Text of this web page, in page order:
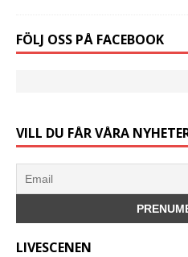
FÖLJ OSS PÅ FACEBOOK
VILL DU FÅR VÅRA
LIVESCENEN